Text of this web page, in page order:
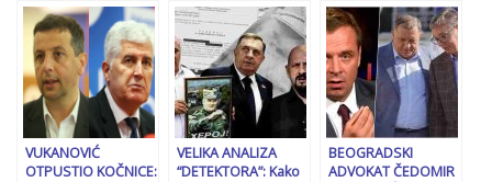
“Gura zemlju prema
ustavnoj krizi”
kada počinje
suđenju Tihomiru
Brajkoviću i Senaidu
Memiću zbog
malverzacija na
Stupu
Zoran Tegeltija se
poziva na
vještačenje
sumnjive Zenit
agencije?
VUKANOVIĆ
OTPUSTIO KOČNICE:
VELIKA ANALIZA
“DETEKTORA”: Kako
BEOGRADSKI
ADVOKAT ČEDOMIR